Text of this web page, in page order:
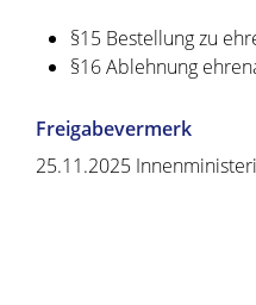
§15 Bestellung zu
§16 Ablehnung
Freigabevermerk
25.11.2025